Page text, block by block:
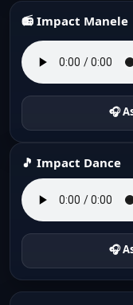
📻 Impact Manele
🎧
🎵 Impact Dance
🎧